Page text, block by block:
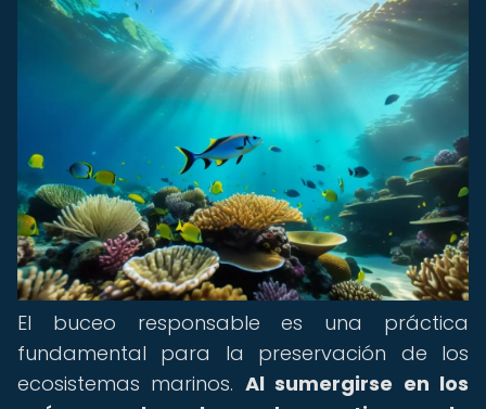
El buceo responsable es una práctica
fundamental para la preservación de los
ecosistemas marinos. Al sumergirse en los